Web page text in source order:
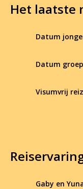
Het laatste
Datum
Datum
Visumvrij
Gaby en